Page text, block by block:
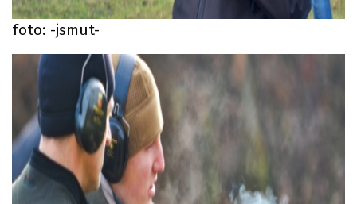
foto: -jsmut-